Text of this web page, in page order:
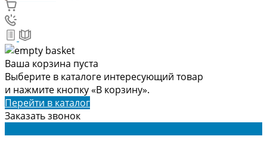
Ваша корзина пуста
Выберите в каталоге интересующий товар
и нажмите кнопку «В корзину».
Перейти в каталог
Заказать звонок